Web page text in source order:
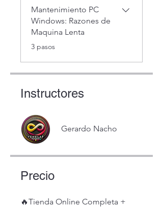
Mantenimiento PC
Windows: Razones de
Maquina Lenta
.
3 pasos
Instructores
Gerardo Nacho
Precio
🔥Tienda Online Completa +